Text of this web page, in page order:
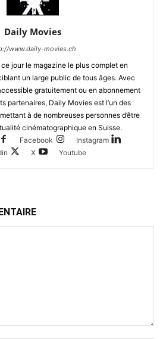
Daily Movies
www.daily-movies.ch
jour le magazine le plus complet en
un large public de tous âges. Avec
gratuitement ou en abonnement
partenaires, Daily Movies est l’un des
à de nombreuses personnes d’être
cinématographique en Suisse.
Facebook
Instagram
X Youtube